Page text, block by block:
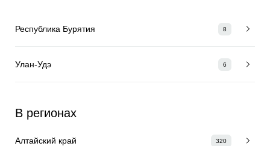
Республика Бурятия 8
Улан-Удэ 6
В регионах
Алтайский край 320